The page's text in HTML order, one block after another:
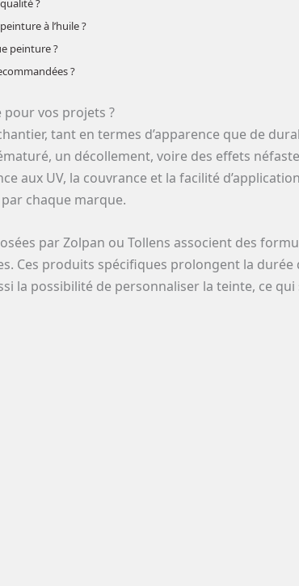
?
à l’huile ?
peinture ?
?
pour vos projets ?
tant en termes d’apparence que de
un décollement, voire des effets
aux UV, la couvrance et la facilité
chaque marque.
par Zolpan ou Tollens associent des
Ces produits spécifiques prolongent la durée
possibilité de personnaliser la teinte, ce qui